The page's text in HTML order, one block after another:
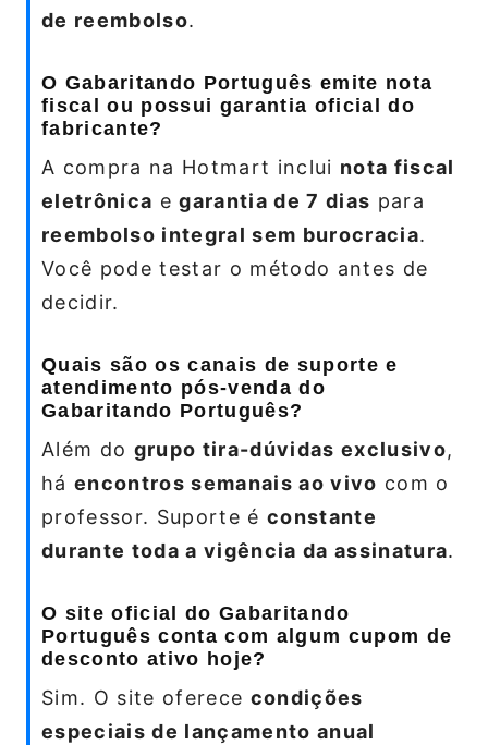
de reembolso.
O Gabaritando Português emite nota
fiscal ou possui garantia oficial do
fabricante?
A compra na Hotmart inclui nota fiscal
eletrônica egarantia de 7 dias para
reembolso integral sem burocracia.
Você pode testar o método antes de
decidir.
Quais são os canais de suporte e
atendimento pós-venda do
Gabaritando Português?
Além do grupo tira-dúvidas exclusivo,
há encontros semanais ao vivo com o
professor. Suporte é constante
durante toda a vigência da assinatura.
O site oficial do Gabaritando
Português conta com algum cupom de
desconto ativo hoje?
Sim. O site oferece condições
especiais de lançamento anual